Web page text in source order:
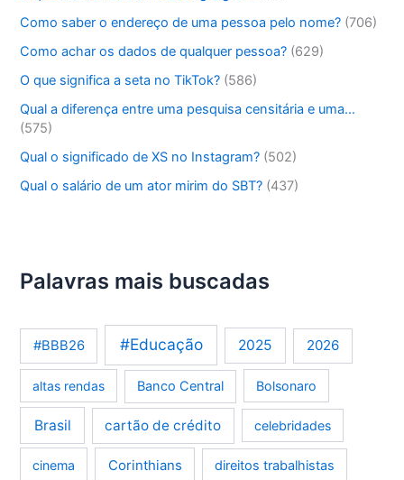
Como saber o endereço de uma pessoa pelo nome? (706)
Como achar os dados de qualquer pessoa? (629)
O que significa a seta no TikTok? (586)
Qual a diferença entre uma pesquisa censitária e uma…
(575)
Qual o significado de XS no Instagram? (502)
Qual o salário de um ator mirim do SBT? (437)
Palavras mais buscadas
#BBB26 #Educação 2025 2026
altas rendas Banco Central Bolsonaro
Brasil cartão de crédito celebridades
cinema Corinthians direitos trabalhistas